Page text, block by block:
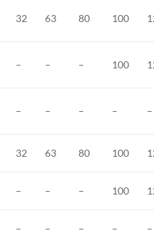
32 63 80 100
– – – 100
– – – – –
32 63 80 100
– – – 100
– – – – –